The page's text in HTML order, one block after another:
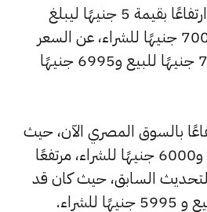
كما شهد سعر عيار 21 ارتفاعًا بقيمة 5 جنيهًا ليبلغ
7040 جنيهًا للبيع و7000 جنيهًا للشراء، عن السعر
السابق الذي كان 7035 جنيهًا للبيع و6995 جنيهًا
سعر عيار 18 ارتفاعًا بالسوق المصري الآن، حيث
بلغ 6035 جنيهًا للبيع و6000 جنيهًا للشراء، مرتفعًا
عن التحديث السابق، حيث كان قد